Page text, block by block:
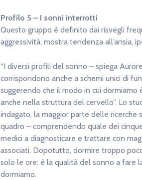
Profilo 5 – I sonni interrotti
Questo gruppo è definito dai risvegli
aggressività, mostra tendenza all’ansia,
“I diversi profili del sonno – spiega
corrispondono anche a schemi unici di
suggerendo che il modo in cui
anche nella struttura del cervello”. Lo
indagato, la maggior parte delle ricerche
quadro – comprendendo quale dei
medici a diagnosticare e trattare con
associati. Dopotutto, dormire troppo
solo le ore: è la qualità del sonno a fare
dormiamo.